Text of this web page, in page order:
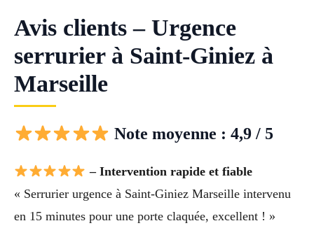
Avis clients – Urgence
serrurier à Saint-Giniez à
Marseille
Note moyenne : 4,9 / 5
– Intervention rapide et fiable
« Serrurier urgence à Saint-Giniez Marseille intervenu
en 15 minutes pour une porte claquée, excellent ! »